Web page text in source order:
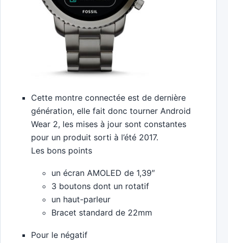
Cette montre connectée est de dernière
génération, elle fait donc tourner Android
Wear 2, les mises à jour sont constantes
pour un produit sorti à l’été 2017.
Les bons points
un écran AMOLED de 1,39″
3 boutons dont un rotatif
un haut-parleur
Bracet standard de 22mm
Pour le négatif